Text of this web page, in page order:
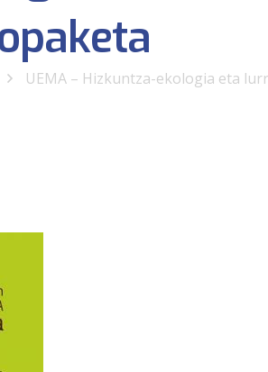
UEMA – Hizkuntza-ekologia eta